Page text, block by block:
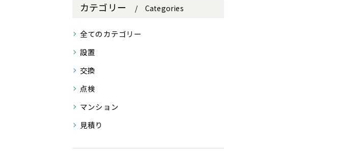
カテゴリー Categories
全てのカテゴリー
設置
交換
点検
マンション
見積り